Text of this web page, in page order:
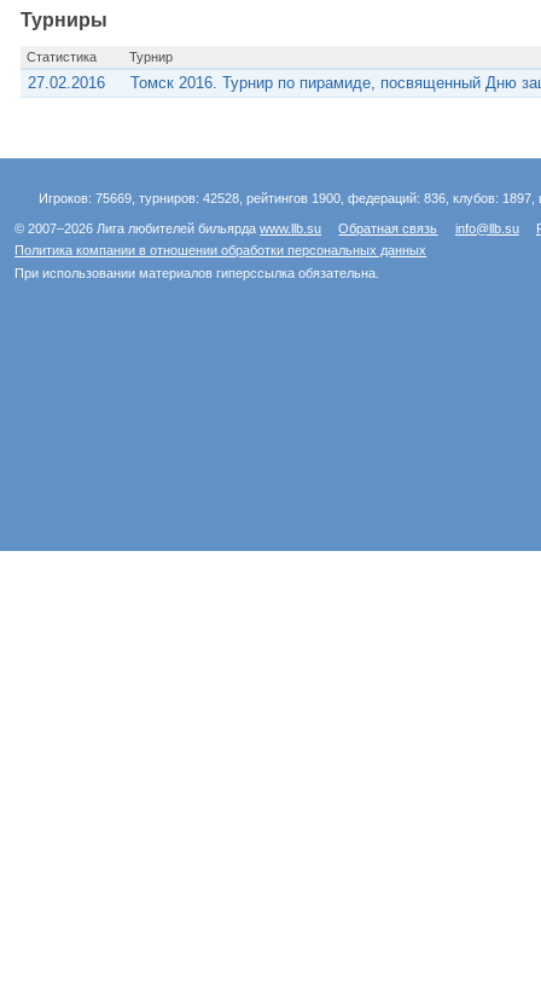
Турниры
Статистика Турнир
27.02.2016 Томск 2016. Турнир по пирамиде, посвященный Дню
Игроков: 75669, турниров: 42528, рейтингов 1900, федераций: 836, клубов:
© 2007–2026 Лига любителей бильярдаwww.llb.su Обратная связь info@llb.su
Политика компании в отношении обработки персональных данных
При использовании материалов гиперссылка обязательна.